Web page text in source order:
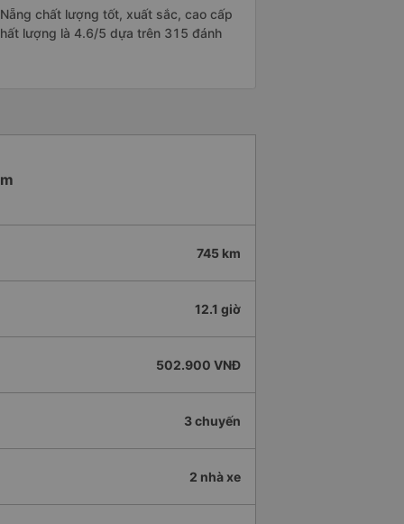
chất lượng tốt, xuất sắc, cao cấp
lượng là 4.6/5 dựa trên 315 đánh
745 km
12.1 giờ
502.900 VNĐ
3 chuyến
2 nhà xe